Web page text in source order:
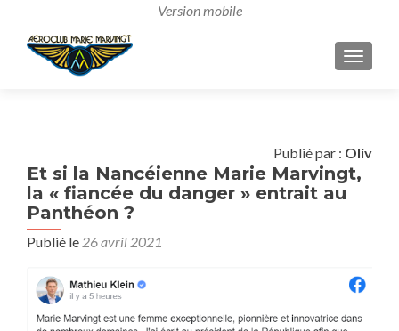
Publié par : Oliv
Et si la Nancéienne Marie Marvingt,
la « fiancée du danger » entrait au
Panthéon ?
Publié le 26 avril 2021